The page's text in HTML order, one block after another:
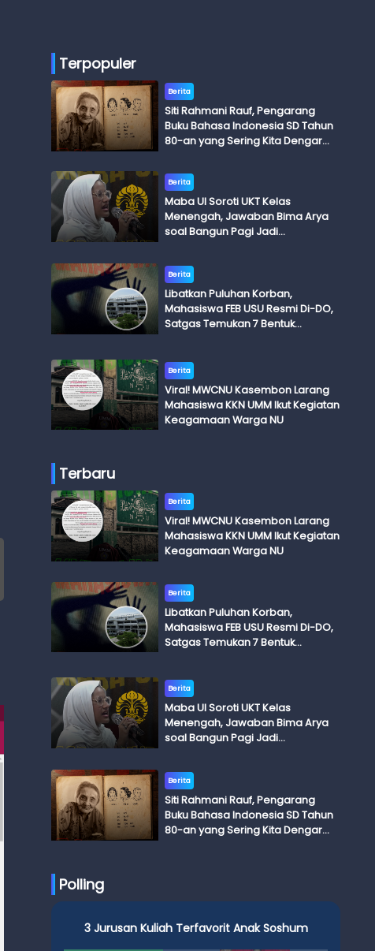
Terpopuler
Berita
Siti Rahmani Rauf, Pengarang
Buku Bahasa Indonesia SD Tahun
80-an yang Sering Kita Dengar
Adik Budi
Berita
Maba UI Soroti UKT Kelas
Menengah, Jawaban Bima Arya
soal Bangun Pagi Jadi
Berita
Libatkan Puluhan Korban,
Mahasiswa FEB USU Resmi Di-DO,
Satgas Temukan 7 Bentuk
Berita
Viral! MWCNU Kasembon Larang
Mahasiswa KKN UMM Ikut Kegiatan
Keagamaan Warga NU
Terbaru
Berita
Viral! MWCNU Kasembon Larang
Mahasiswa KKN UMM Ikut Kegiatan
Keagamaan Warga NU
Berita
Libatkan Puluhan Korban,
Mahasiswa FEB USU Resmi Di-DO,
Satgas Temukan 7 Bentuk
Berita
Maba UI Soroti UKT Kelas
Menengah, Jawaban Bima Arya
soal Bangun Pagi Jadi
Berita
Siti Rahmani Rauf, Pengarang
Buku Bahasa Indonesia SD Tahun
80-an yang Sering Kita Dengar
Polling
3 Jurusan Kuliah Terfavorit Anak Soshum